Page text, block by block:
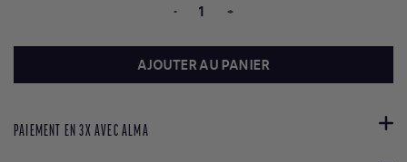
- +
AJOUTER AU PANIER
PAIEMENT EN 3X AVEC ALMA